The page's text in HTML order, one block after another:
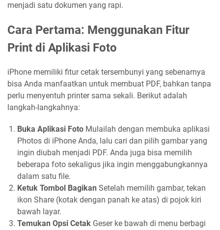
menjadi satu dokumen yang rapi.
Cara Pertama: Menggunakan Fitur
Print di Aplikasi Foto
iPhone memiliki fitur cetak tersembunyi yang sebenarnya
bisa Anda manfaatkan untuk membuat PDF, bahkan tanpa
perlu menyentuh printer sama sekali. Berikut adalah
langkah-langkahnya:
Buka Aplikasi Foto Mulailah dengan membuka aplikasi
Photos di iPhone Anda, lalu cari dan pilih gambar yang
ingin diubah menjadi PDF. Anda juga bisa memilih
beberapa foto sekaligus jika ingin menggabungkannya
dalam satu file.
Ketuk Tombol Bagikan Setelah memilih gambar, tekan
ikon Share (kotak dengan panah ke atas) di pojok kiri
bawah layar.
Temukan Opsi Cetak Geser ke bawah di menu berbagi